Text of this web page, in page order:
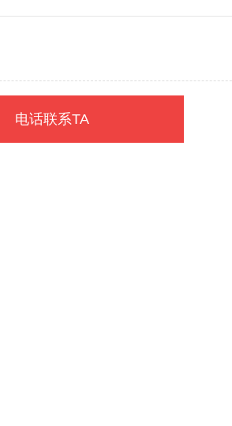
电话联系TA
15635246851-陈枝贵